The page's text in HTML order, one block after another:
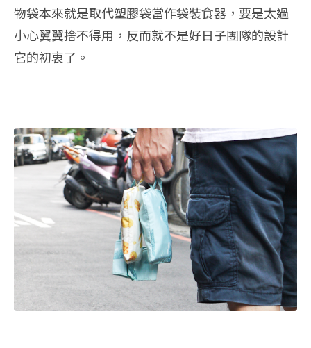
物袋本來就是取代塑膠袋當作袋裝食器，要是太過
小心翼翼捨不得用，反而就不是好日子團隊的設計
它的初衷了。